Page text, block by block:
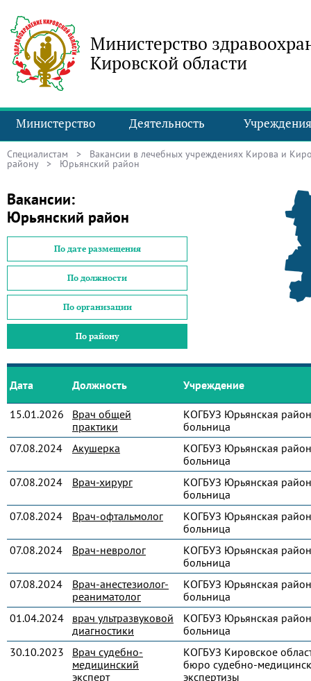
Министерство
Кировской области
Министерство Деятельность Учреждения
Специалистам > Вакансии в лечебных учреждениях Кирова и
району > Юрьянский район
Вакансии:
Юрьянский район
По дате размещения
По должности
По организации
По району
Дата Должность Учреждение
15.01.2026
Врач общей
практики
КОГБУЗ Юрьянская
больница
07.08.2024
Акушерка
КОГБУЗ Юрьянская
больница
07.08.2024
Врач-хирург
КОГБУЗ Юрьянская
больница
07.08.2024
Врач-офтальмолог
КОГБУЗ Юрьянская
больница
07.08.2024
Врач-невролог
КОГБУЗ Юрьянская
больница
07.08.2024
Врач-анестезиолог-
реаниматолог
КОГБУЗ Юрьянская
больница
01.04.2024
врач ультразвуковой
диагностики
КОГБУЗ Юрьянская
больница
30.10.2023
Врач судебно-
медицинский
эксперт
КОГБУЗ Кировское
бюро судебно-
экспертизы